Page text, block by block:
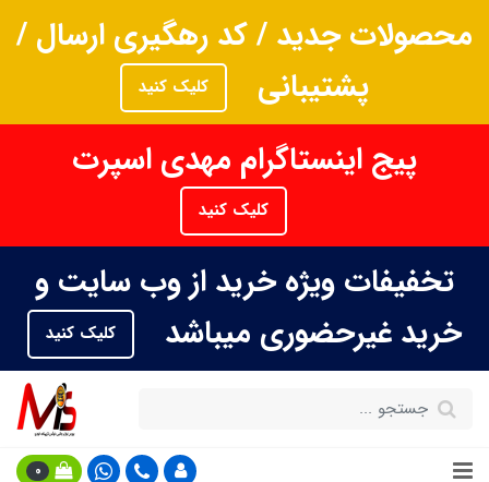
محصولات جدید / کد رهگیری ارسال /
پشتیبانی
کلیک کنید
پیج اینستاگرام مهدی اسپرت
کلیک کنید
تخفیفات ویژه خرید از وب سایت و
خرید غیرحضوری میباشد
کلیک کنید
0